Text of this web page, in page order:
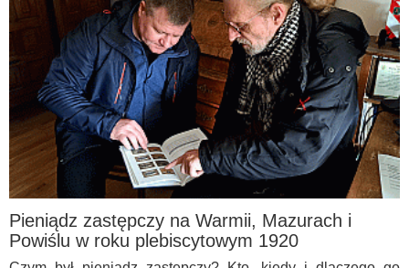
Pieniądz zastępczy na Warmii, Mazurach i
Powiślu w roku plebiscytowym 1920